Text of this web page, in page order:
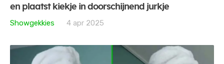
en plaatst kiekje in doorschijnend jurkje
Showgekkies
4 apr 2025